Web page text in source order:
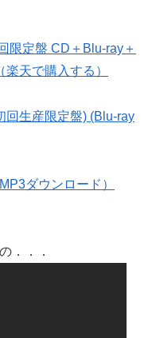
限定盤 CD＋Blu-ray＋
天で購入する）
回生産限定盤) (Blu-ray
ダウンロード）
．．．